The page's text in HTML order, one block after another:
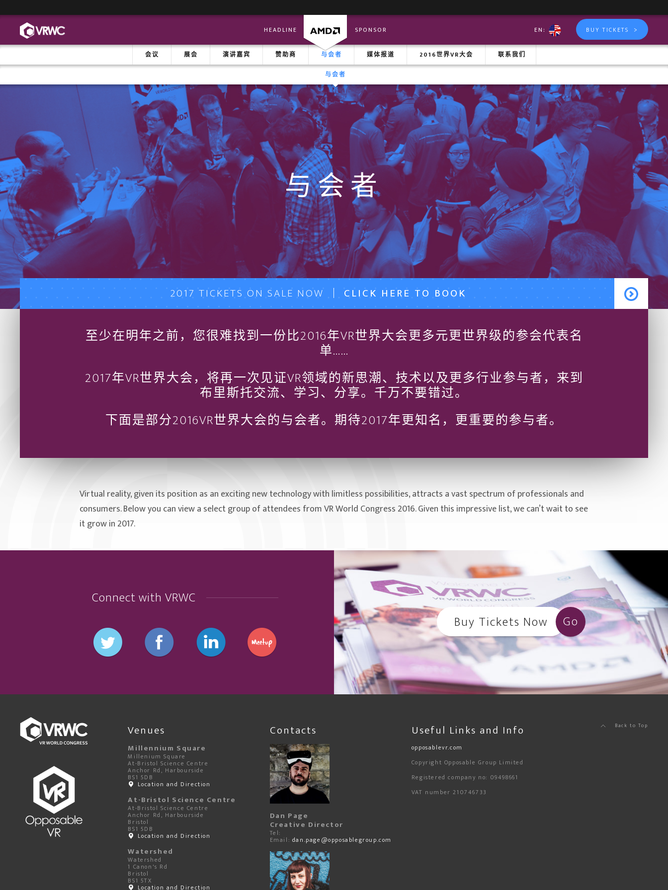
HEADLINE SPONSOR EN: BUY TICKETS >
会议 展会 演讲嘉宾 赞助商 与会者 媒体报道 2016世界VR大会
联系我们
与会者
与会者
2017 TICKETS ON SALE NOW CLICK HERE TO BOOK
至少在明年之前，您很难找到一份比2016年VR世界大会更多元更世界级的参会代表名
单……
2017年VR世界大会，将再一次见证VR领域的新思潮、技术以及更多行业参与者，来到
布里斯托交流、学习、分享。千万不要错过。
下面是部分2016VR世界大会的与会者。期待2017年更知名，更重要的参与者。
Virtual reality, given its position as an exciting new technology with limitless possibilities, attracts a vast spectrum of professionals and
consumers. Below you can view a select group of attendees from VR World Congress 2016. Given this impressive list, we can’t wait to see
it grow in 2017.
Connect with VRWC
Buy Tickets Now
Go
Venues
Millennium Square
Millenium Square
At-Bristol Science Centre
Anchor Rd, Harbourside
BS1 5DB
Location and Direction
At-Bristol Science Centre
At-Bristol Science Centre
Anchor Rd, Harbourside
Bristol
BS1 5DB
Location and Direction
Watershed
Watershed
1 Canon's Rd
Bristol
BS1 5TX
Location and Direction
Contacts
Dan Page
Creative Director
Tel:
Email: dan.page@opposablegroup.com
Useful Links and Info
opposablevr.com
Copyright Opposable Group Limited
Registered company no: 09498661
VAT number 210746733
Back to Top